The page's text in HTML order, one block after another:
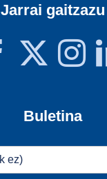
Jarrai gaitzazu
Buletina